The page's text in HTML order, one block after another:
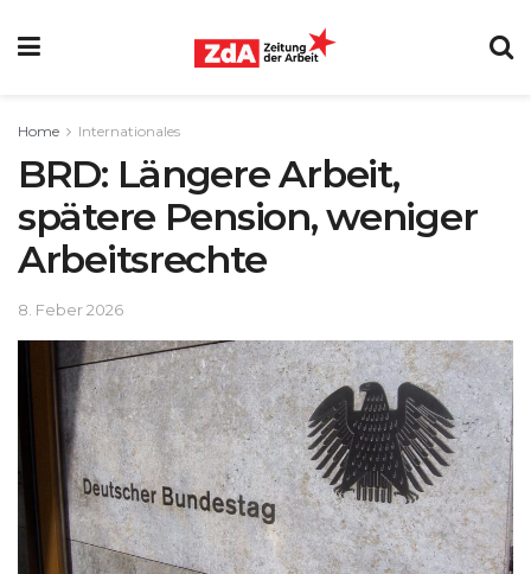
Home Internationales
BRD: Längere Arbeit,
spätere Pension, weniger
Arbeitsrechte
8. Feber 2026